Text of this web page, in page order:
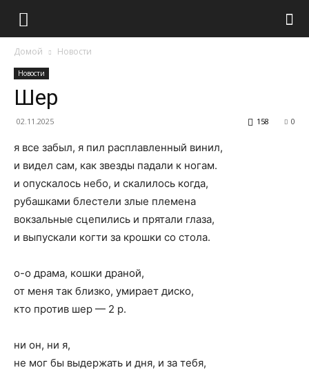
Домой Новости
Новости
Шер
02.11.2025 0
158
я все забыл, я пил расплавленный винил,
и видел сам, как звезды падали к ногам.
и опускалось небо, и скалилось когда,
рубашками блестели злые племена
вокзальные сцепились и прятали глаза,
и выпускали когти за крошки со стола.
о-о драма, кошки драной,
от меня так близко, умирает диско,
кто против шер — 2 р.
ни он, ни я,
не мог бы выдержать и дня, и за тебя,